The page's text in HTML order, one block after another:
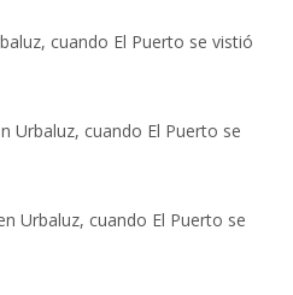
cuando El Puerto se vistió
Urbaluz, cuando El Puerto se
Urbaluz, cuando El Puerto se